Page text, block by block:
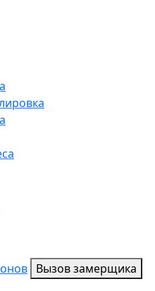
Вызов замерщика